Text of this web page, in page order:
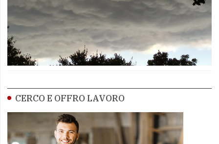
CERCO E OFFRO LAVORO